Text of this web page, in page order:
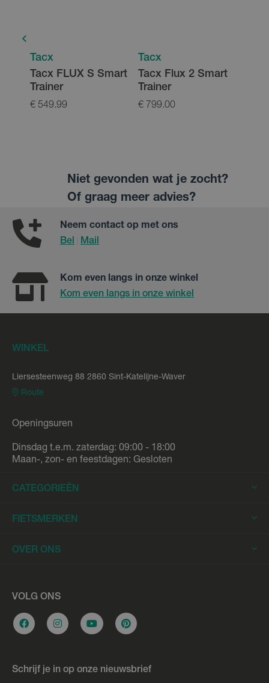
Tacx
Tacx FLUX S Smart
Trainer
€ 549.99
Tacx
Tacx Flux 2 Smart
Trainer
€ 799.00
Niet gevonden wat je zocht?
Of graag meer advies?
Neem contact op met ons
Bel
Mail
Kom even langs in onze winkel
Kom even langs in onze winkel
WINKEL
Liersesteenweg 88 2860 Sint-Katelijne-Waver
Route
Openingsuren
Dinsdag t.e.m. zaterdag: 09:00 - 18:00
Maan-, zon- en feestdagen: Gesloten
CATEGORIEËN
Elektrische Fietsen
Elektrische Racefietsen
Elektrische Longtails
Elektrische Bakfietsen
Stadsfietsen
Racefietsen
FIETSMERKEN
Trek
Cannondale
Gazelle
OVER ONS
Werkplaats
Overname e-bike
Vacatures
Fietslening
VOLG ONS
Schrijf je in op onze nieuwsbrief